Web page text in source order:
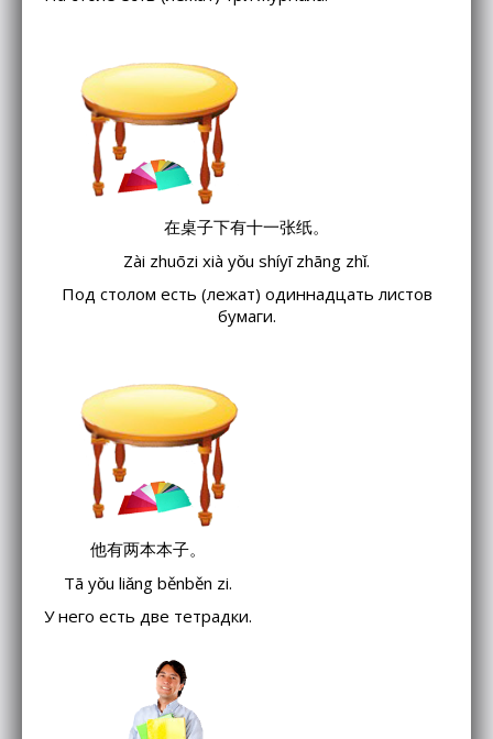
在桌子下有十一张纸。
Zài zhuōzi xià yǒu shíyī zhāng zhǐ.
Под столом есть (лежат) одиннадцать листов
бумаги.
他有两本本子。
Tā yǒu liǎng běnběn zi.
У него есть две тетрадки.